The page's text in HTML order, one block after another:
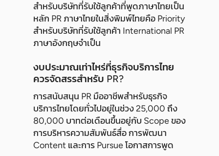
สำหรับบริษัทที่รับใช้ลูกค้าที่พูดภาษาไทยเป็น
หลัก PR ภาษาไทยในสิ่งพิมพ์ไทยคือ Priority
สำหรับบริษัทที่รับใช้ลูกค้า International PR
ภาษาอังกฤษจำเป็น
งบประมาณเท่าไหร่ที่ธุรกิจบริการไทย
ควรจัดสรรสำหรับ PR?
การสนับสนุน PR มืออาชีพสำหรับธุรกิจ
บริการไทยโดยทั่วไปอยู่ในช่วง 25,000 ถึง
80,000 บาทต่อเดือนขึ้นอยู่กับ Scope ของ
การบริหารความสัมพันธ์สื่อ การพัฒนา
Content และการ Pursue โอกาสการพูด